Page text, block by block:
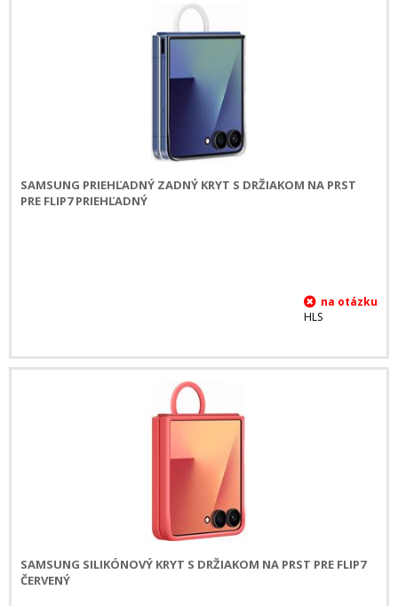
SAMSUNG PRIEHĽADNÝ ZADNÝ KRYT S DRŽIAKOM NA PRST
PRE FLIP7 PRIEHĽADNÝ
HLS
SAMSUNG SILIKÓNOVÝ KRYT S DRŽIAKOM NA PRST PRE FLIP7
ČERVENÝ